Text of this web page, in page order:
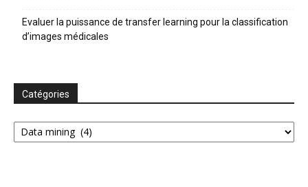
Evaluer la puissance de transfer learning pour la classification
d’images médicales
Catégories
Catégories